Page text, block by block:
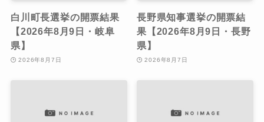
白川町長選挙の開票結果
【2026年8月9日・岐阜
県】
2026年8月7日
長野県知事選挙の開票結
果【2026年8月9日・長野
県】
2026年8月7日